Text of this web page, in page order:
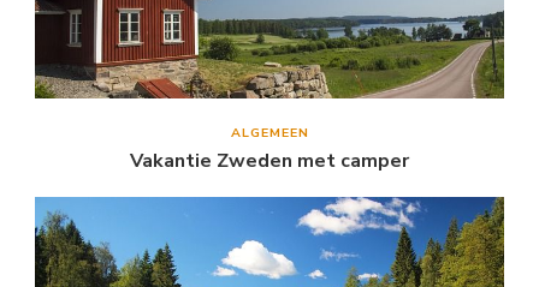
ALGEMEEN
Vakantie Zweden met camper